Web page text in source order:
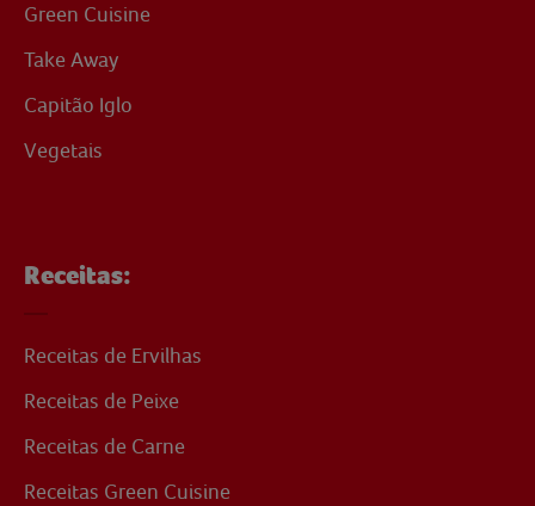
Green Cuisine
Take Away
Capitão Iglo
Vegetais
Receitas:
Receitas de Ervilhas
Receitas de Peixe
Receitas de Carne
Receitas Green Cuisine